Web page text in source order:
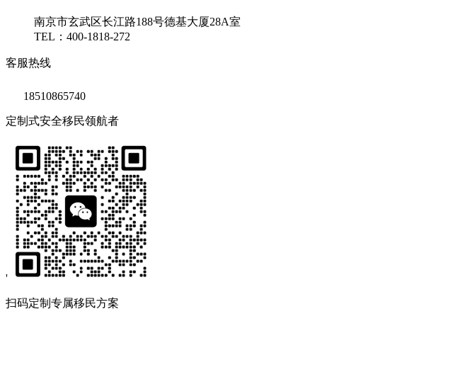
南京市玄武区长江路188号德基大厦28A室
TEL：400-1818-272
客服热线
18510865740
定制式安全移民领航者
'
扫码定制专属移民方案